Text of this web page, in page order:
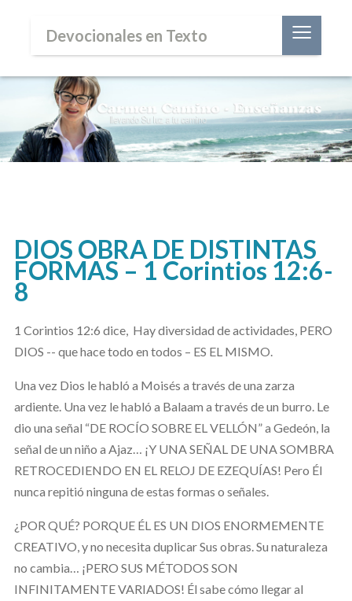
Devocionales en Texto ≡
DIOS OBRA DE DISTINTAS
FORMAS – 1 Corintios 12:6-
8
1 Corintios 12:6 dice, Hay diversidad de actividades, PERO
DIOS -- que hace todo en todos – ES EL MISMO.
Una vez Dios le habló a Moisés a través de una zarza
ardiente. Una vez le habló a Balaam a través de un burro. Le
dio una señal “DE ROCÍO SOBRE EL VELLÓN” a Gedeón, la
señal de un niño a Ajaz… ¡Y UNA SEÑAL DE UNA SOMBRA
RETROCEDIENDO EN EL RELOJ DE EZEQUÍAS! Pero Él
nunca repitió ninguna de estas formas o señales.
¿POR QUÉ? PORQUE ÉL ES UN DIOS ENORMEMENTE
CREATIVO, y no necesita duplicar Sus obras. Su naturaleza
no cambia… ¡PERO SUS MÉTODOS SON
INFINITAMENTE VARIADOS! Él sabe cómo llegar al